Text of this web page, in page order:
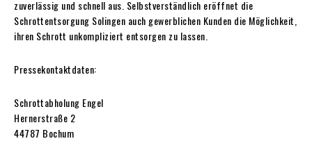
zuverlässig und schnell aus. Selbstverständlich eröffnet die
Schrottentsorgung Solingen auch gewerblichen Kunden die Möglichkeit,
ihren Schrott unkompliziert entsorgen zu lassen.
Pressekontaktdaten:
Schrottabholung Engel
Hernerstraße 2
44787 Bochum